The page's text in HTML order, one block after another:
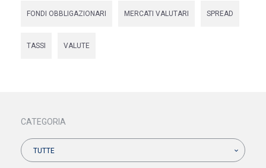
FONDI OBBLIGAZIONARI MERCATI VALUTARI SPREAD
TASSI VALUTE
CATEGORIA
TUTTE